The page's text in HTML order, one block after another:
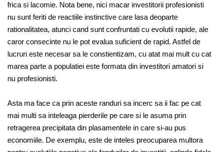
frica si lacomie. Nota bene, nici macar investitorii profesionisti
nu sunt feriti de reactiile instinctive care lasa deoparte
rationalitatea, atunci cand sunt confruntati cu evolutii rapide, ale
caror consecinte nu le pot evalua suficient de rapid. Astfel de
lucruri este necesar sa le constientizam, cu atat mai mult cu cat
marea parte a populatiei este formata din investitori amatori si
nu profesionisti.
Asta ma face ca prin aceste randuri sa incerc sa ii fac pe cat
mai multi sa inteleaga pierderile pe care si le asuma prin
retragerea precipitata din plasamentele in care si-au pus
economiile. De exemplu, este de inteles preocuparea multora